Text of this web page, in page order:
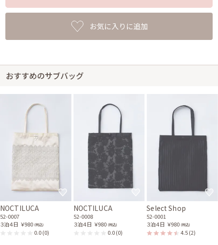
お気に入りに追加
おすすめのサブバッグ
NOCTILUCA
52-0007
３泊４日 ￥980 (税込)
0.0(0)
NOCTILUCA
52-0008
３泊４日 ￥980 (税込)
0.0(0)
Select Shop
52-0001
３泊４日 ￥980 (税込)
4.5(2)